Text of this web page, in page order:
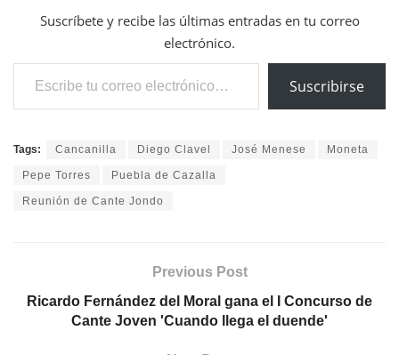
Suscríbete y recibe las últimas entradas en tu correo
electrónico.
Escribe tu correo electrónico…
Suscribirse
Tags: Cancanilla Diego Clavel José Menese Moneta
Pepe Torres Puebla de Cazalla
Reunión de Cante Jondo
Previous Post
Ricardo Fernández del Moral gana el I Concurso de
Cante Joven 'Cuando llega el duende'